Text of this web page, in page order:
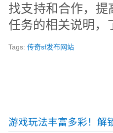
找支持和合作，
任务的相关说明，
Tags:传奇sf发布网站
游戏玩法丰富多彩！解